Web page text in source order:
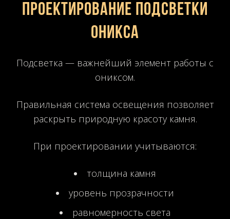
Проектирование подсветки
оникса
Подсветка — важнейший элемент работы с
ониксом.
Правильная система освещения позволяет
раскрыть природную красоту камня.
При проектировании учитываются:
толщина камня
уровень прозрачности
равномерность света